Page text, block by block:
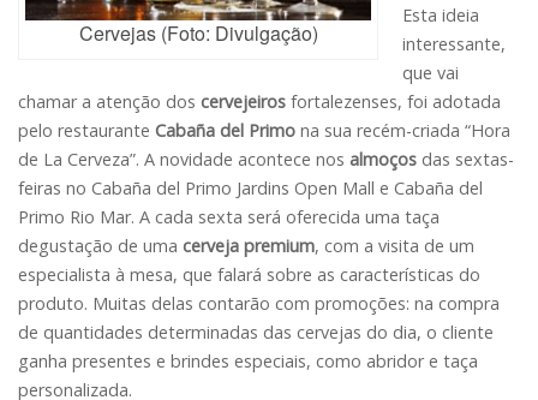
Cervejas (Foto: Divulgação)
Esta ideia
interessante,
que vai
chamar a atenção dos cervejeiros fortalezenses, foi adotada
pelo restaurante Cabaña del Primo na sua recém-criada “Hora
de La Cerveza”. A novidade acontece nos almoços das sextas-
feiras no Cabaña del Primo Jardins Open Mall e Cabaña del
Primo Rio Mar. A cada sexta será oferecida uma taça
degustação de uma cerveja premium, com a visita de um
especialista à mesa, que falará sobre as características do
produto. Muitas delas contarão com promoções: na compra
de quantidades determinadas das cervejas do dia, o cliente
ganha presentes e brindes especiais, como abridor e taça
personalizada.